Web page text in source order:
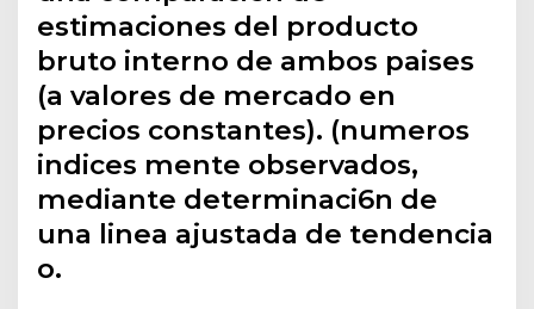
estimaciones del producto
bruto interno de ambos paises
(a valores de mercado en
precios constantes). (numeros
indices mente observados,
mediante determinaci6n de
una linea ajustada de tendencia
o.